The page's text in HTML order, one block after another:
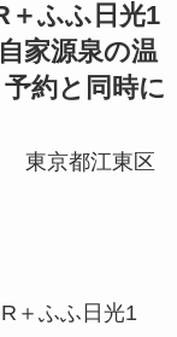
＋ふふ日光1
家源泉の温
約と同時に
東京都江東区
＋ふふ日光1